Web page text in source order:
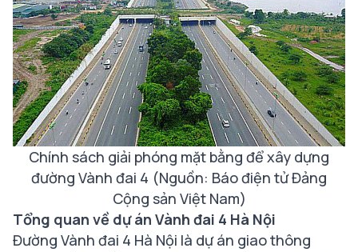
Chính sách giải phóng mặt bằng để xây dựng
đường Vành đai 4 (Nguồn: Báo điện tử Đảng
Cộng sản Việt Nam)
Tổng quan về dự án Vành đai 4 Hà Nội
Đường Vành đai 4 Hà Nội là dự án giao thông